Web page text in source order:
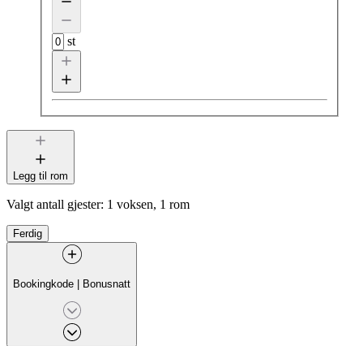
st
Legg til rom
Valgt antall gjester: 1 voksen, 1 rom
Ferdig
Bookingkode | Bonusnatt